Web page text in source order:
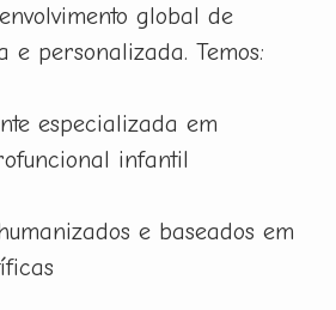
global de
e personalizada. Temos:
especializada em
infantil
e baseados em